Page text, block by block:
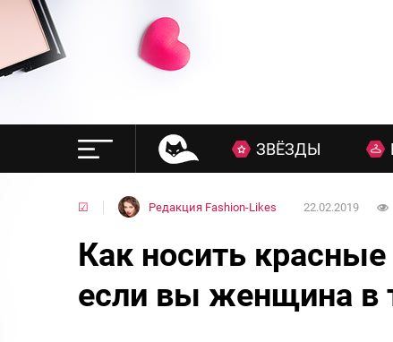
ЗВЁЗДЫ
☑ Редакция Fashion-Likes 22.02.2019
Как носить красные
если вы женщина в